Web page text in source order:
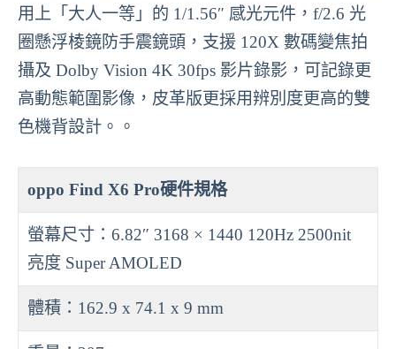
用上「大人一等」的 1/1.56″ 感光元件，f/2.6 光
圈懸浮棱鏡防手震鏡頭，支援 120X 數碼變焦拍
攝及 Dolby Vision 4K 30fps 影片錄影，可記錄更
高動態範圍影像，皮革版更採用辨別度更高的雙
色機背設計。。
oppo Find X6 Pro硬件規格
螢幕尺寸：6.82″ 3168 × 1440 120Hz 2500nit
亮度 Super AMOLED
體積：162.9 x 74.1 x 9 mm